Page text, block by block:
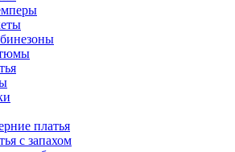
платья
с запахом